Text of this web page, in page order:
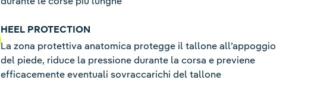
HEEL PROTECTION
La zona protettiva anatomica protegge il tallone all’appoggio
del piede, riduce la pressione durante la corsa e previene
efficacemente eventuali sovraccarichi del tallone